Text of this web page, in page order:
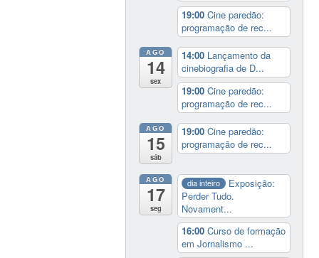
19:00Cine paredão:
programação de rec...
AGO
14
sex
14:00 Lançamento da
cinebiografia de D...
19:00Cine paredão:
programação de rec...
AGO
15
sáb
19:00Cine paredão:
programação de rec...
AGO
17
seg
dia inteiro
Exposição:
Perder Tudo.
Novament...
16:00Curso de formação
em Jornalismo ...